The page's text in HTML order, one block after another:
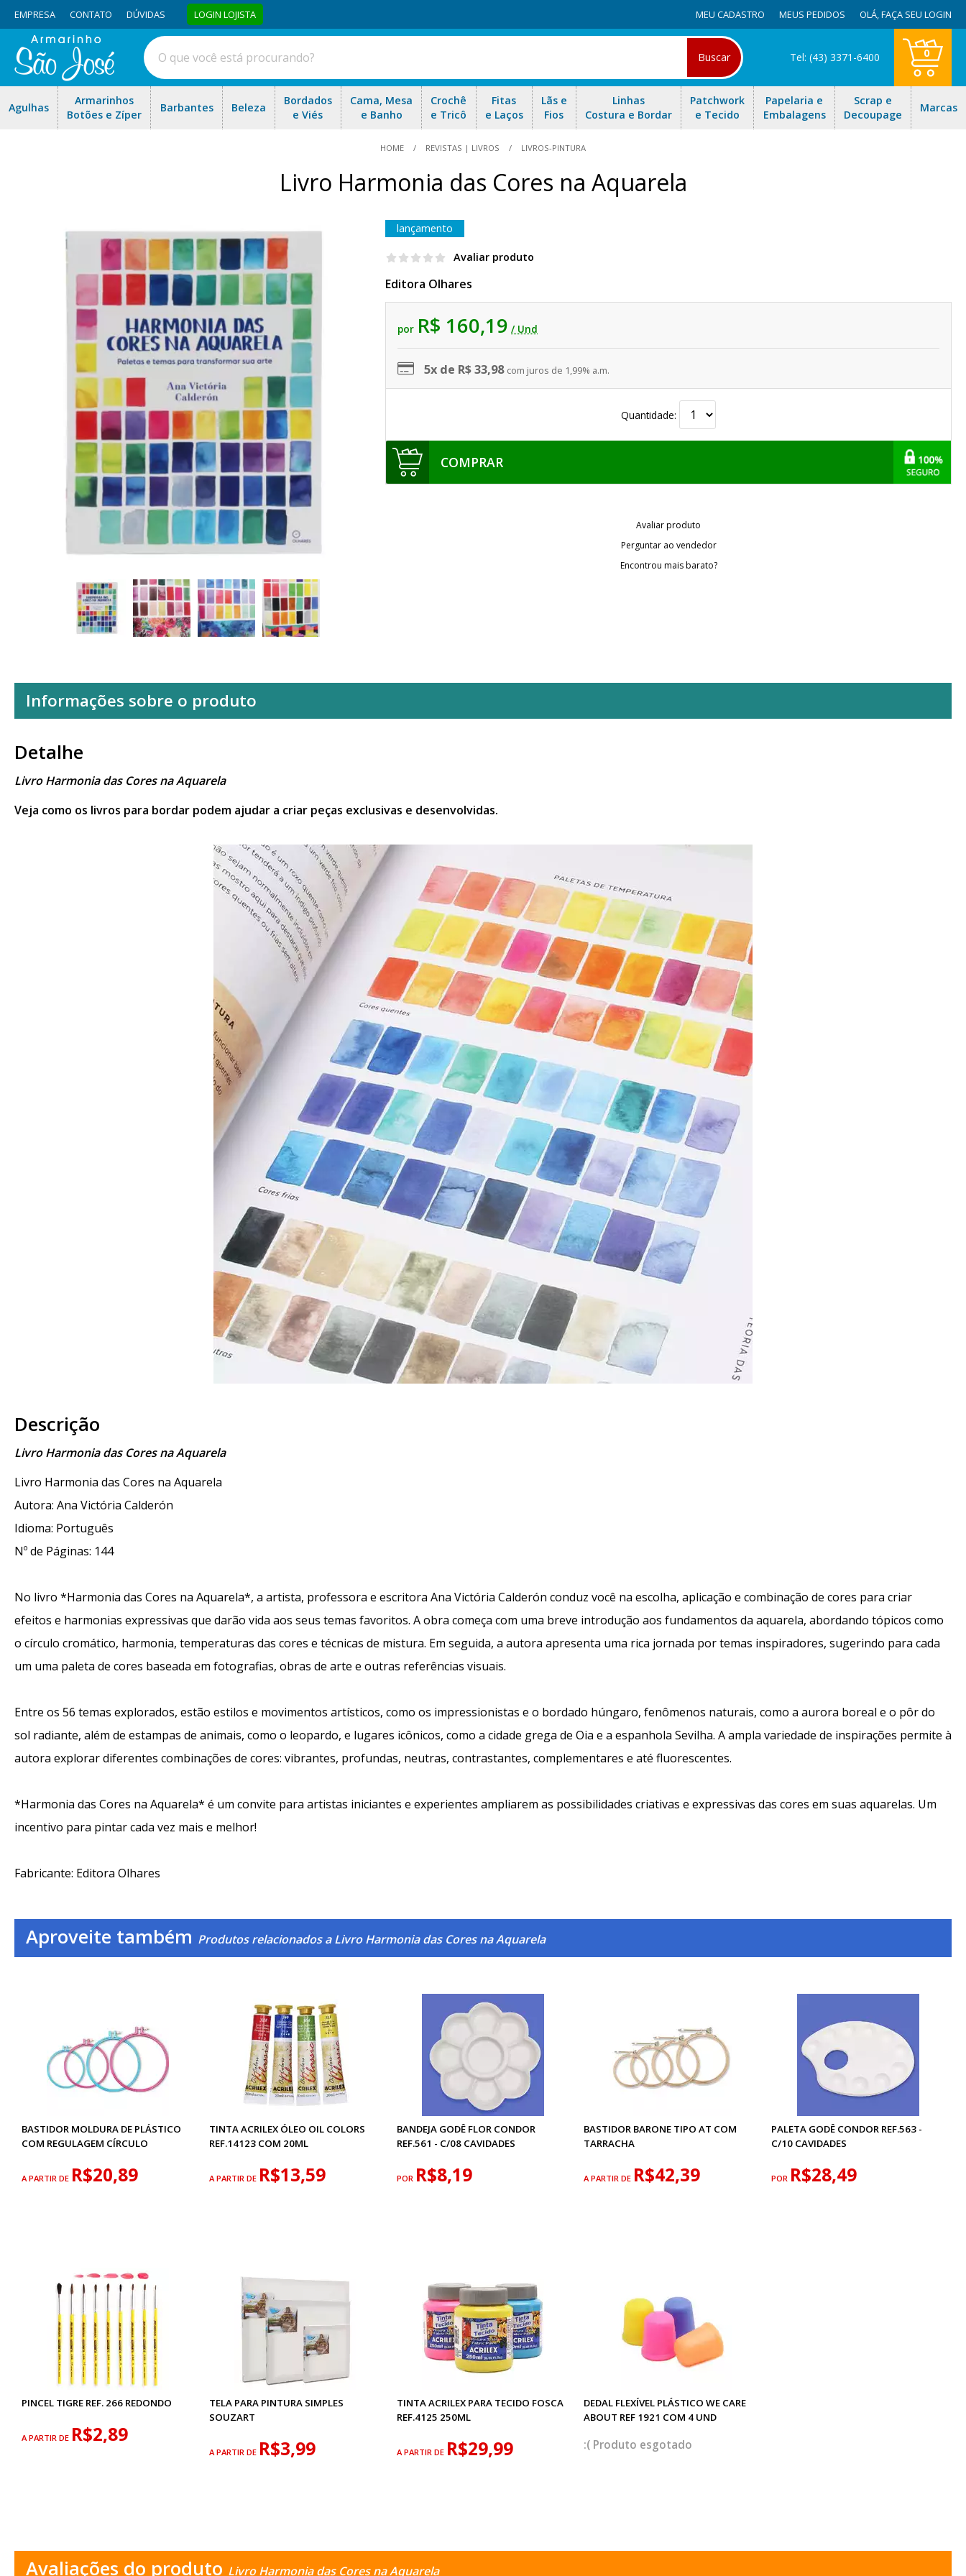
EMPRESA CONTATO DÚVIDAS LOGIN LOJISTA MEU CADASTRO MEUS PEDIDOS OLÁ,FAÇA SEU LOGIN
Buscar Tel: (43) 3371-6400 0
Agulhas
Armarinhos
Botões e Zíper
Barbantes Beleza
Bordados
e Viés
Cama, Mesa
e Banho
Crochê
e Tricô
Fitas
e Laços
Lãs e
Fios
Linhas
Costura e Bordar
Patchwork
e Tecido
Papelaria e
Embalagens
Scrap e
Decoupage
Marcas
HOME REVISTAS | LIVROS LIVROS-PINTURA
Livro Harmonia das Cores na Aquarela
lançamento
Avaliar produto
Editora Olhares
por R$ 160,19 / Und
5x de R$ 33,98 com juros de 1,99% a.m.
Quantidade:
COMPRAR
Avaliar produto
Perguntar ao vendedor
Encontrou mais barato?
Informações sobre o produto
Detalhe
Livro Harmonia das Cores na Aquarela
Veja como os livros para bordar podem ajudar a criar peças exclusivas e desenvolvidas.
Descrição
Livro Harmonia das Cores na Aquarela
Livro Harmonia das Cores na Aquarela
Autora: Ana Victória Calderón
Idioma: Português
Nº de Páginas: 144
No livro *Harmonia das Cores na Aquarela*, a artista, professora e escritora Ana Victória Calderón conduz você na escolha, aplicação e combinação de cores para criar
efeitos e harmonias expressivas que darão vida aos seus temas favoritos. A obra começa com uma breve introdução aos fundamentos da aquarela, abordando tópicos como
o círculo cromático, harmonia, temperaturas das cores e técnicas de mistura. Em seguida, a autora apresenta uma rica jornada por temas inspiradores, sugerindo para cada
um uma paleta de cores baseada em fotografias, obras de arte e outras referências visuais.
Entre os 56 temas explorados, estão estilos e movimentos artísticos, como os impressionistas e o bordado húngaro, fenômenos naturais, como a aurora boreal e o pôr do
sol radiante, além de estampas de animais, como o leopardo, e lugares icônicos, como a cidade grega de Oia e a espanhola Sevilha. A ampla variedade de inspirações permite à
autora explorar diferentes combinações de cores: vibrantes, profundas, neutras, contrastantes, complementares e até fluorescentes.
*Harmonia das Cores na Aquarela* é um convite para artistas iniciantes e experientes ampliarem as possibilidades criativas e expressivas das cores em suas aquarelas. Um
incentivo para pintar cada vez mais e melhor!
Fabricante: Editora Olhares
Aproveite também Produtos relacionados a Livro Harmonia das Cores na Aquarela
BASTIDOR MOLDURA DE PLÁSTICO
COM REGULAGEM CÍRCULO
A PARTIR DE R$20,89
TINTA ACRILEX ÓLEO OIL COLORS
REF.14123 COM 20ML
A PARTIR DE R$13,59
BANDEJA GODÊ FLOR CONDOR
REF.561 - C/08 CAVIDADES
POR R$8,19
BASTIDOR BARONE TIPO AT COM
TARRACHA
A PARTIR DE R$42,39
PALETA GODÊ CONDOR REF.563 -
C/10 CAVIDADES
POR R$28,49
PINCEL TIGRE REF. 266 REDONDO
A PARTIR DE R$2,89
TELA PARA PINTURA SIMPLES
SOUZART
A PARTIR DE R$3,99
TINTA ACRILEX PARA TECIDO FOSCA
REF.4125 250ML
A PARTIR DE R$29,99
DEDAL FLEXÍVEL PLÁSTICO WE CARE
ABOUT REF 1921 COM 4 UND
esgotado
Avaliações do produto Livro Harmonia das Cores na Aquarela